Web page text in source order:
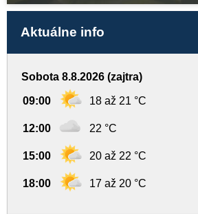
Aktuálne info
Sobota 8.8.2026 (zajtra)
09:00 18 až 21 °C
12:00 22 °C
15:00 20 až 22 °C
18:00 17 až 20 °C